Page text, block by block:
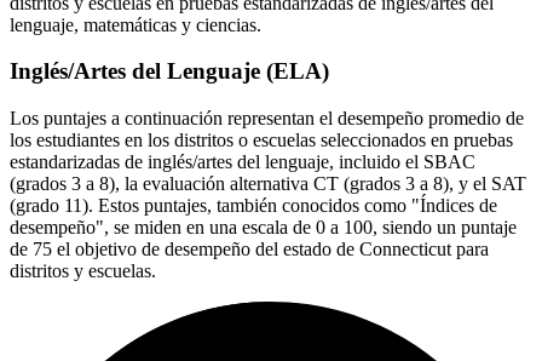
lenguaje, matemáticas y ciencias.
Inglés/Artes del Lenguaje (ELA)
Los puntajes a continuación representan el desempeño promedio de
los estudiantes en los distritos o escuelas seleccionados en pruebas
estandarizadas de inglés/artes del lenguaje, incluido el SBAC
(grados 3 a 8), la evaluación alternativa CT (grados 3 a 8), y el SAT
(grado 11). Estos puntajes, también conocidos como "Índices de
desempeño", se miden en una escala de 0 a 100, siendo un puntaje
de 75 el objetivo de desempeño del estado de Connecticut para
distritos y escuelas.